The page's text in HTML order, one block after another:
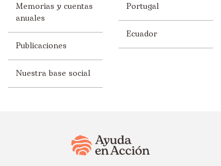
Memorias y cuentas
anuales
Publicaciones
Nuestra base social
Portugal
Ecuador